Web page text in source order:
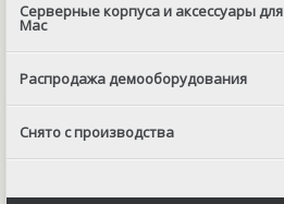
Серверные корпуса и аксессуары для
Mac
Распродажа демооборудования
Снято с производства